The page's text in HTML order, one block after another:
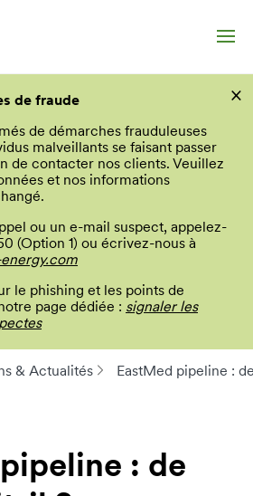
de fraude
de démarches frauduleuses
malveillants se faisant passer
de contacter nos clients. Veuillez
et nos informations
ou un e-mail suspect, appelez-
(Option 1) ou écrivez-nous à
le phishing et les points de
page dédiée : signaler les
×
& Actualités EastMed pipeline :
: de